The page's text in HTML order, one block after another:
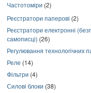
Частотоміри (2)
Реєстратори паперові (2)
Реєстратори електронні
самописці) (26)
Регулювання технологічних
Реле (14)
Фільтри (4)
Силові блоки (38)